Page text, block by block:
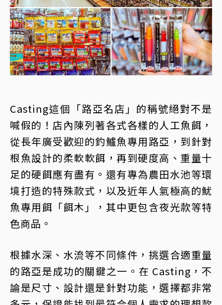
Casting這個「路亞名店」的稱號絕對不是
喊假的！店內陳列著各式各樣的人工魚餌，
從長年廣受歡迎的釣鱸魚專用路亞，到針對
根魚設計的柔軟軟餌，再到硬度高、重量十
足的硬餌應有盡有。還有專為農田水池等環
境打造的特殊款式，以及近年人氣極高的魷
魚專用餌「餌木」，其中更包含夜光款等特
色商品。
根據水深、水流等不同條件，挑選合適重量
的路亞是成功的關鍵之一。在 Casting，不
論是尺寸、設計還是針對功能，選擇都非常